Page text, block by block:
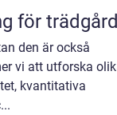
för
den är också
vi att utforska
kvantitativa